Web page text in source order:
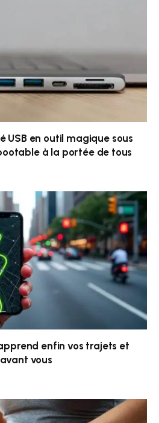
USB en outil magique sous
à la portée de tous
enfin vos trajets et
vous